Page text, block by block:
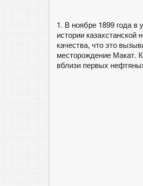
1. В ноябре 1899 года
истории
качества, что это
месторождение Макат.
вблизи первых